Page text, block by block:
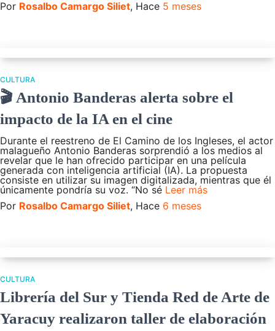
Por Rosalbo Camargo Siliet, Hace 5 meses
CULTURA
🎬 Antonio Banderas alerta sobre el
impacto de la IA en el cine
Durante el reestreno de El Camino de los Ingleses, el actor
malagueño Antonio Banderas sorprendió a los medios al
revelar que le han ofrecido participar en una película
generada con inteligencia artificial (IA). La propuesta
consiste en utilizar su imagen digitalizada, mientras que él
únicamente pondría su voz. “No sé Leer más
Por Rosalbo Camargo Siliet, Hace 6 meses
CULTURA
Librería del Sur y Tienda Red de Arte de
Yaracuy realizaron taller de elaboración